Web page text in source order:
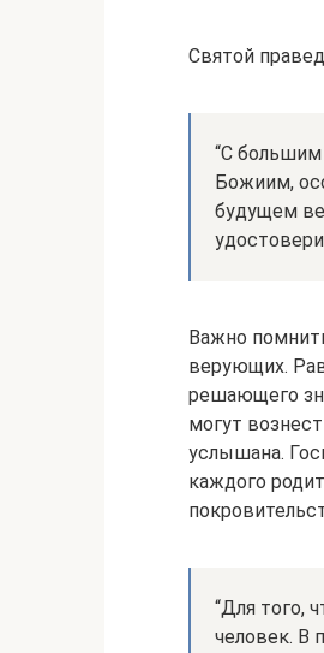
Святой
“С
Божиим,
будущем
Важно
верующих.
решающего
могут
услышана.
каждого
“Для того,
человек. В